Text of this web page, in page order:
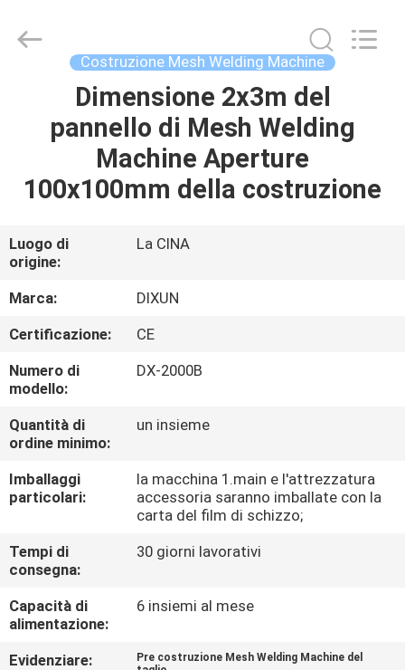
PRODOTTI
DI
VR
CIRCA
NOI
GIRO
DELLA
FABBRICA
CONTROLLO
DI
QUALITÀ
CONTATTICI
Mesh
Products
Costruzione Mesh Welding Machine
Dimensione 2x3m del
pannello di Mesh Welding
Machine Aperture
100x100mm della costruzione
Luogo di
origine:
La CINA
Marca:
DIXUN
Certificazione:
CE
Numero di
modello:
DX-2000B
Quantità di
ordine minimo:
un insieme
Imballaggi
particolari:
la macchina 1.main e l'attrezzatura
accessoria saranno imballate con la
carta del film di schizzo;
Tempi di
consegna:
30 giorni lavorativi
Capacità di
alimentazione:
6 insiemi al mese
Evidenziare:
Pre costruzione Mesh Welding Machine del